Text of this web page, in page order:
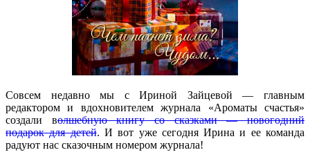
Совсем недавно мы с Ириной Зайцевой — главным
редактором и вдохновителем журнала «Ароматы счастья»
создали волшебную книгу со сказками — новогодний
подарок для детей. И вот уже сегодня Ирина и ее команда
радуют нас сказочным номером журнала!